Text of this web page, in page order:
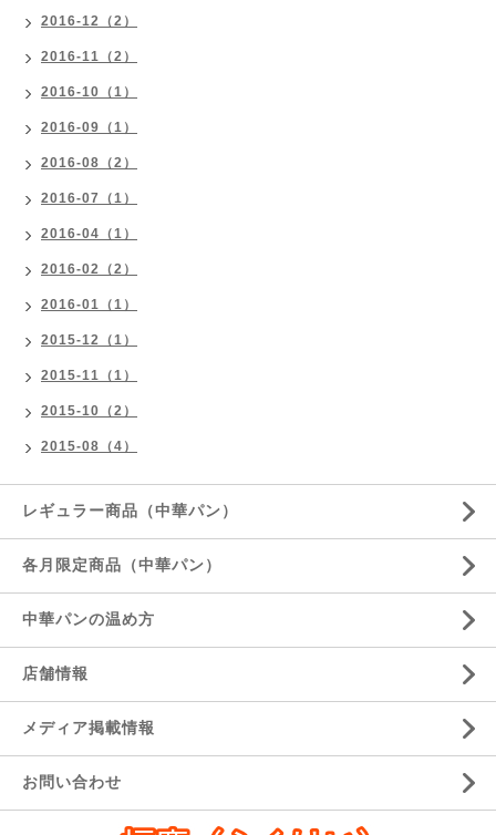
2016-12（2）
2016-11（2）
2016-10（1）
2016-09（1）
2016-08（2）
2016-07（1）
2016-04（1）
2016-02（2）
2016-01（1）
2015-12（1）
2015-11（1）
2015-10（2）
2015-08（4）
レギュラー商品（中華パン）
各月限定商品（中華パン）
中華パンの温め方
店舗情報
メディア掲載情報
お問い合わせ